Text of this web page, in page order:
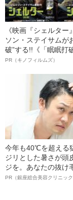
《映画『シェルター
ソン・ステイサムが
破”する!!《「眠眠打
ボ》
PR（キノフィルムズ）
今年も40℃を超える
ジリとした暑さが頭
ジを。あなたの抜け
夫！？
PR（銀座総合美容クリニック